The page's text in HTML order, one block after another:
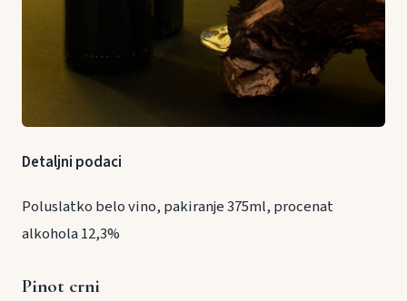
Detaljni podaci
Poluslatko belo vino, pakiranje 375ml, procenat
alkohola 12,3%
Pinot crni